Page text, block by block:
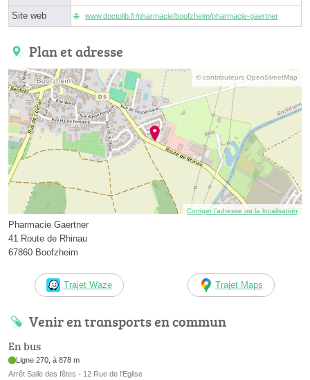
Site web www.doctolib.fr/pharmacie/boofzheim/pharmacie-gaertner
Plan et adresse
© contributeurs OpenStreetMap
Corriger l’adresse ou la localisation
Pharmacie Gaertner
41 Route de Rhinau
67860 Boofzheim
Trajet Waze Trajet Maps
Venir en transports en commun
En bus
Ligne 270, à 878 m
Arrêt Salle des fêtes - 12 Rue de l'Eglise